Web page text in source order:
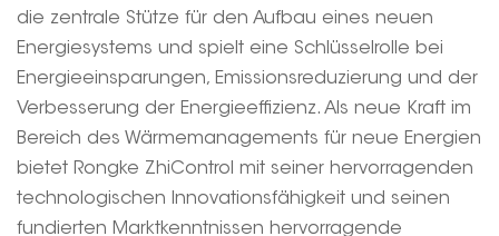
die zentrale Stütze für den Aufbau eines neuen
Energiesystems und spielt eine Schlüsselrolle bei
Energieeinsparungen, Emissionsreduzierung und der
Verbesserung der Energieeffizienz. Als neue Kraft im
Bereich des Wärmemanagements für neue Energien
bietet Rongke ZhiControl mit seiner hervorragenden
technologischen Innovationsfähigkeit und seinen
fundierten Marktkenntnissen hervorragende